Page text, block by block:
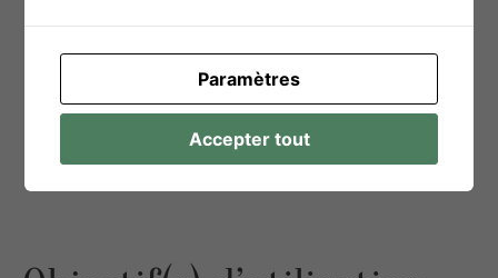
alternatives
d’apprentissage (comme
TEACCH, Makaton, ou PECS)
Des références explicites à laDI, aux
projets pédagogiques individualisés
Paramètres
Accepter tout